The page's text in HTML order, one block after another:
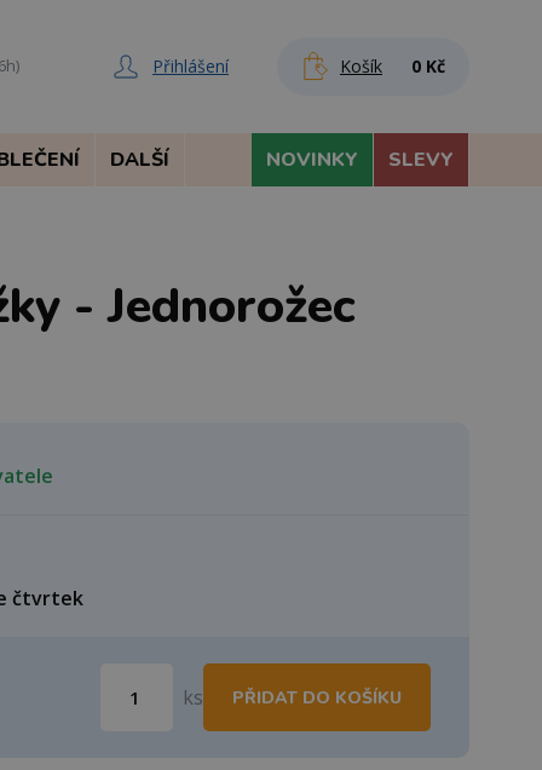
Přihlášení Košík 0 Kč
DALŠÍ NOVINKY SLEVY
- Jednorožec
čtvrtek
ks PŘIDAT DO KOŠÍKU